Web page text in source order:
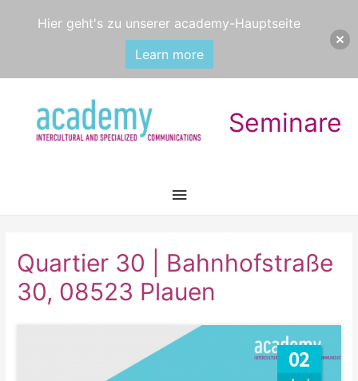
Seminare
Hauptmenü
Quartier 30 | Bahnhofstraße
30, 08523 Plauen
02
Hier geht's zu unserer academy-Hauptseite
Learn more